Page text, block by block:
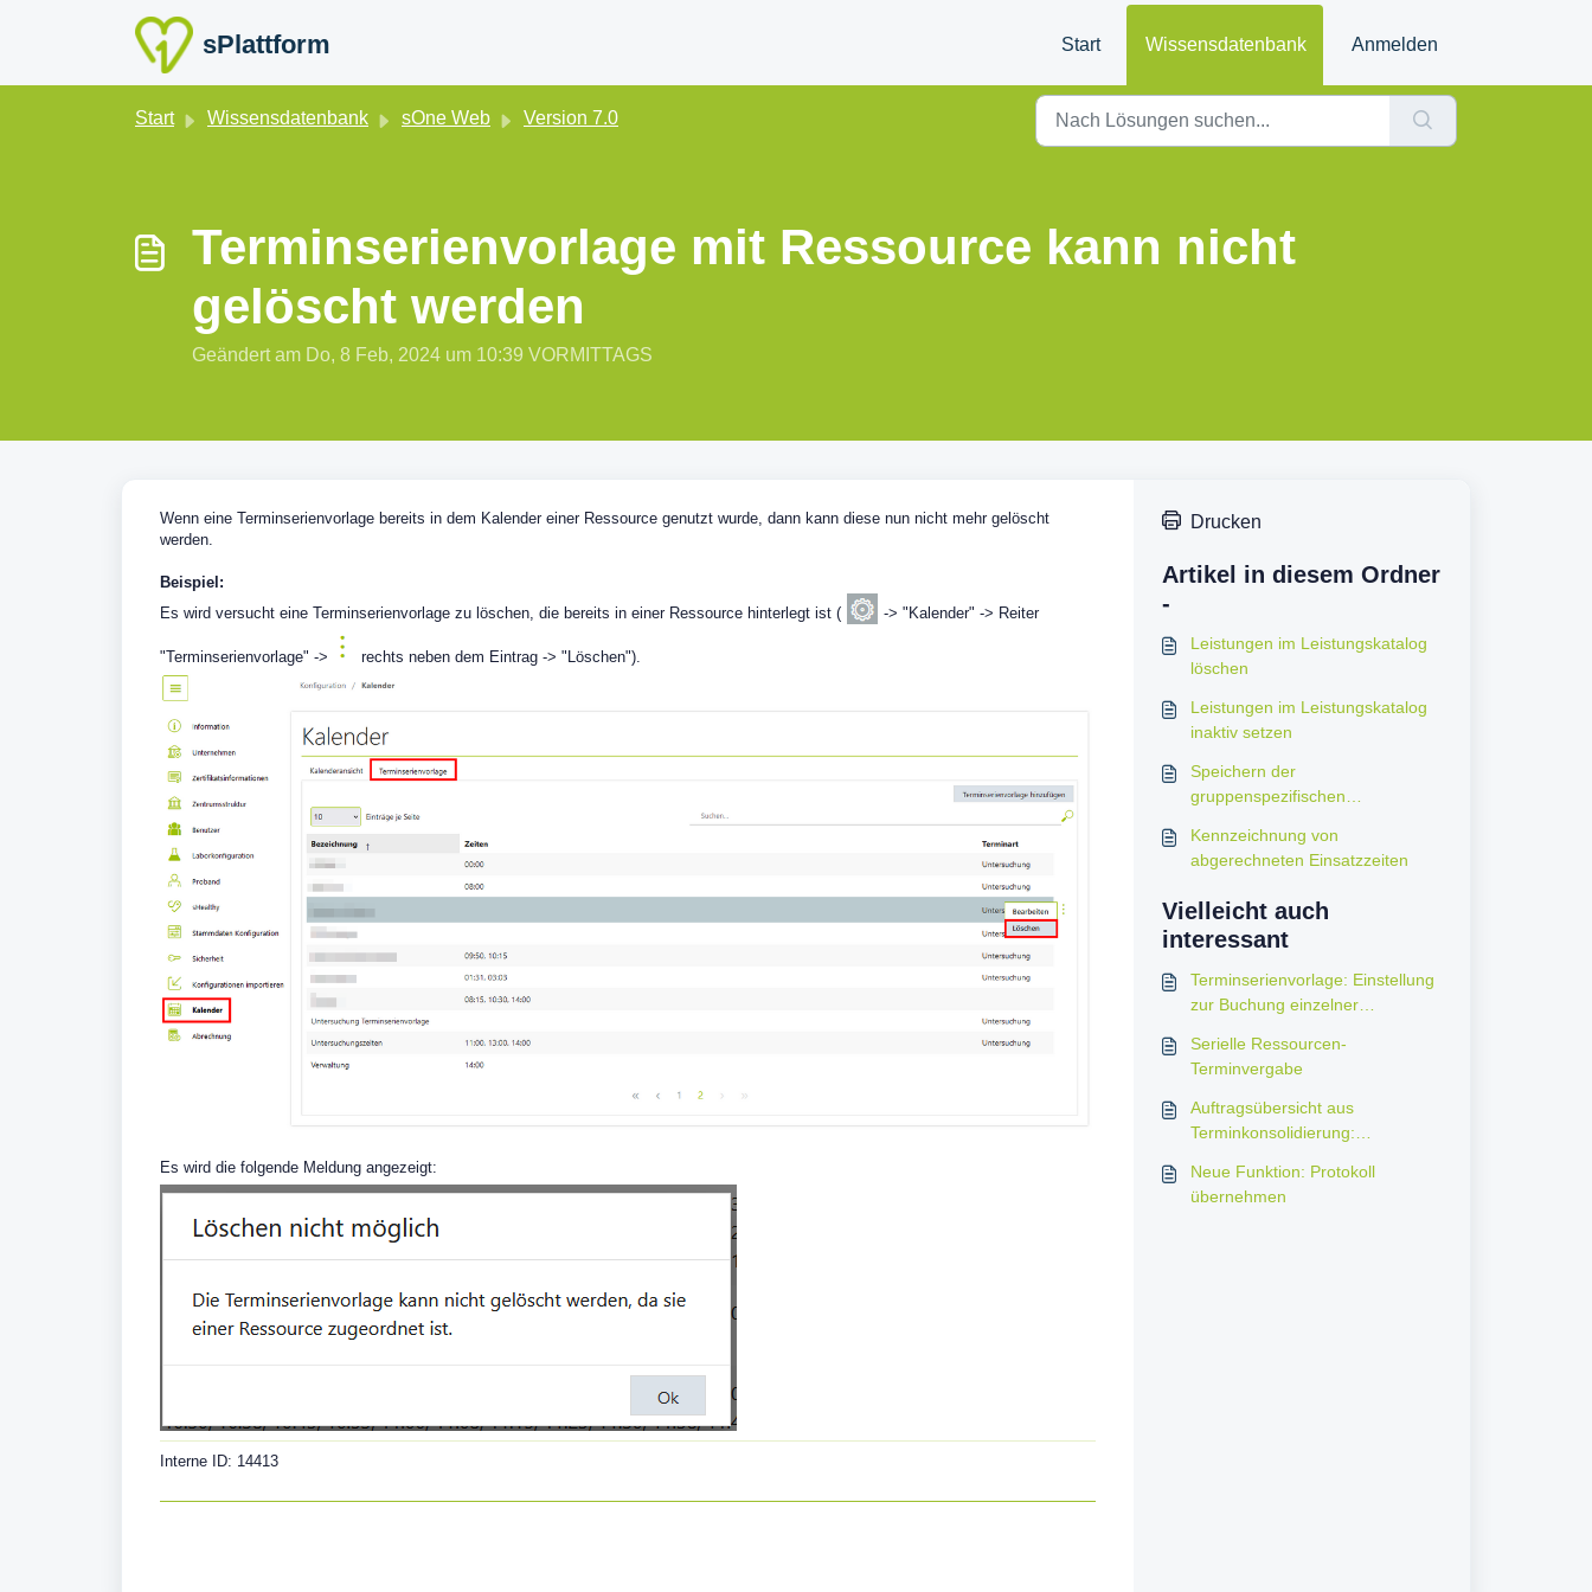
sPlattform Start Wissensdatenbank Anmelden
Start Wissensdatenbank sOne Web Version 7.0
Terminserienvorlage mit Ressource kann nicht
gelöscht werden
Geändert am Do, 8 Feb, 2024 um 10:39 VORMITTAGS
Wenn eine Terminserienvorlage bereits in dem Kalender einer Ressource genutzt wurde, dann kann diese nun nicht mehr gelöscht
werden.
Beispiel:
Es wird versucht eine Terminserienvorlage zu löschen, die bereits in einer Ressource hinterlegt ist (
-> "Kalender" -> Reiter
"Terminserienvorlage" -> rechts neben dem Eintrag -> "Löschen").
Es wird die folgende Meldung angezeigt:
Interne ID: 14413
Drucken
Artikel in diesem Ordner
-
Leistungen im Leistungskatalog
löschen
Leistungen im Leistungskatalog
inaktiv setzen
Speichern der
gruppenspezifischen
Kennzeichnung von
abgerechneten Einsatzzeiten
Vielleicht auch
interessant
Terminserienvorlage: Einstellung
zur Buchung einzelner
Serielle Ressourcen-
Terminvergabe
Auftragsübersicht aus
Terminkonsolidierung:
Neue Funktion: Protokoll
übernehmen